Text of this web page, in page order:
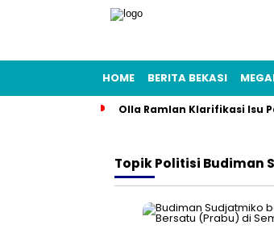
HOME BERITA BEKASI
Olla Ramlan Klarifikasi Isu
TopikPolitisi Budiman